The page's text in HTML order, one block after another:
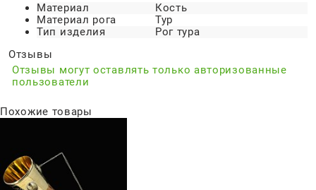
Материал
Кость
Материал рога
Тур
Тип изделия
Рог тура
Отзывы
Отзывы могут оставлять только авторизованные
пользователи
Похожие товары